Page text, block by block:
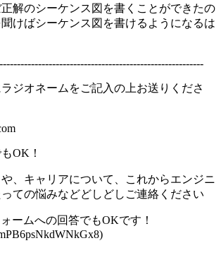
解のシーケンス図を書くことができたの
けばシーケンス図を書けるようになるは
ジオネームをご記入の上お送りくださ
OK！
、キャリアについて、これからエンジニ
ての悩みなどどしどしご連絡ください
ームへの回答でもOKです！